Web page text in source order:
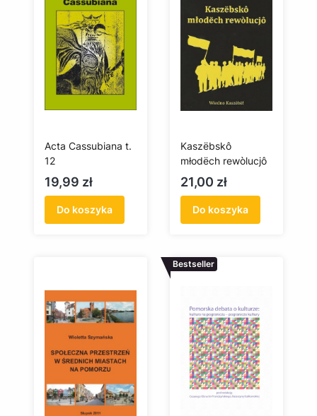
Acta Cassubiana t.
12
Cena
19,99 zł
Do koszyka
Kaszëbskô
młodëch rewòlucjô
Cena
21,00 zł
Do koszyka
Bestseller